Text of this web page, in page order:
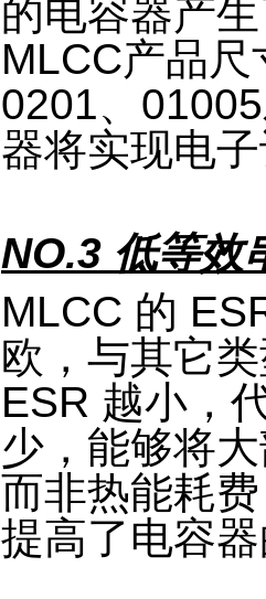
的电容器产
MLCC产品
0201、
器将实现电
NO.3 低等效
MLCC 的
欧，与其它
ESR 越小，
少，能够将
而非热能耗
提高了电容